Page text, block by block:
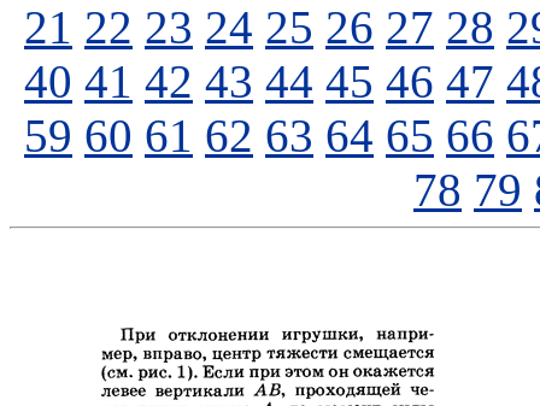
21 22 23 24 25 26 27 28
40 41 42 43 44 45 46 47
59 60 61 62 63 64 65 66
78 79